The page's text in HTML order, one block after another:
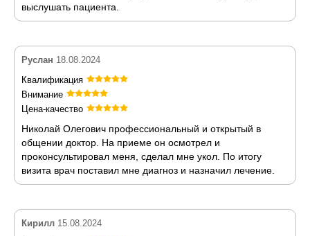
выслушать пациента.
Руслан 18.08.2024
Квалификация
Внимание
Цена-качество
Николай Олегович профессиональный и открытый в
общении доктор. На приеме он осмотрел и
проконсультировал меня, сделал мне укол. По итогу
визита врач поставил мне диагноз и назначил лечение.
Кирилл 15.08.2024